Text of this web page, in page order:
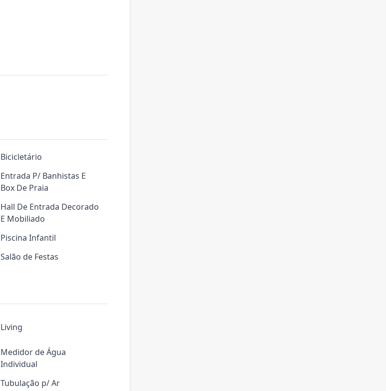
Bicicletário
Entrada P/ Banhistas E
Box De Praia
Hall De Entrada Decorado
E Mobiliado
Piscina Infantil
Salão de Festas
Living
Medidor de Água
Individual
Tubulação p/ Ar